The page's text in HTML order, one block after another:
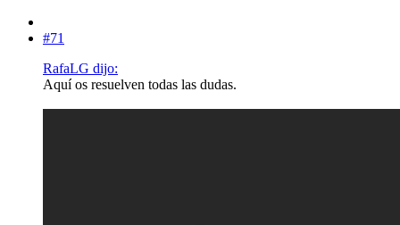
#71
RafaLG dijo:
Aquí os resuelven todas las dudas.